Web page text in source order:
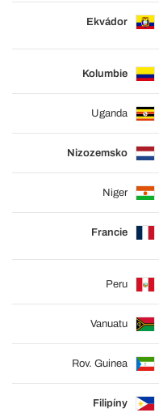
Ekvádor
Kolumbie
Uganda
Nizozemsko
Niger
Francie
Peru
Vanuatu
Rov. Guinea
Filipíny